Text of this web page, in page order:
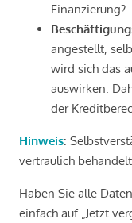
Finanzierung?
angestellt,
wird sich das
auswirken.
der
Hinweis:
vertraulich behandelt.
Haben Sie alle
einfach auf „Jetzt